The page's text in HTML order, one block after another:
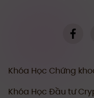
Khóa Học Chứng
Khóa Học Đầu tư